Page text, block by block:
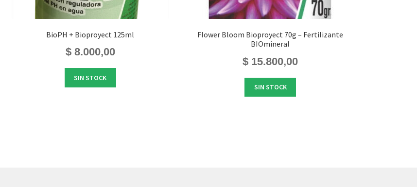
BioPH + Bioproyect 125ml
$8.000,00
SIN STOCK
Flower Bloom Bioproyect 70g – Fertilizante
BIOmineral
$ 15.800,00
SIN STOCK